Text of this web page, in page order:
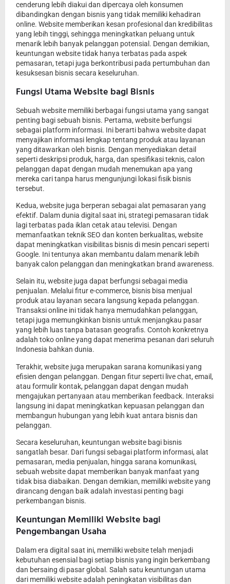
cenderung lebih diakui dan dipercaya oleh konsumen
dibandingkan dengan bisnis yang tidak memiliki kehadiran
online. Website memberikan kesan profesional dan kredibilitas
yang lebih tinggi, sehingga meningkatkan peluang untuk
menarik lebih banyak pelanggan potensial. Dengan demikian,
keuntungan website tidak hanya terbatas pada aspek
pemasaran, tetapi juga berkontribusi pada pertumbuhan dan
kesuksesan bisnis secara keseluruhan.
Fungsi Utama Website bagi Bisnis
Sebuah website memiliki berbagai fungsi utama yang sangat
penting bagi sebuah bisnis. Pertama, website berfungsi
sebagai platform informasi. Ini berarti bahwa website dapat
menyajikan informasi lengkap tentang produk atau layanan
yang ditawarkan oleh bisnis. Dengan menyediakan detail
seperti deskripsi produk, harga, dan spesifikasi teknis, calon
pelanggan dapat dengan mudah menemukan apa yang
mereka cari tanpa harus mengunjungi lokasi fisik bisnis
tersebut.
Kedua, website juga berperan sebagai alat pemasaran yang
efektif. Dalam dunia digital saat ini, strategi pemasaran tidak
lagi terbatas pada iklan cetak atau televisi. Dengan
memanfaatkan teknik SEO dan konten berkualitas, website
dapat meningkatkan visibilitas bisnis di mesin pencari seperti
Google. Ini tentunya akan membantu dalam menarik lebih
banyak calon pelanggan dan meningkatkan brand awareness.
Selain itu, website juga dapat berfungsi sebagai media
penjualan. Melalui fitur e-commerce, bisnis bisa menjual
produk atau layanan secara langsung kepada pelanggan.
Transaksi online ini tidak hanya memudahkan pelanggan,
tetapi juga memungkinkan bisnis untuk menjangkau pasar
yang lebih luas tanpa batasan geografis. Contoh konkretnya
adalah toko online yang dapat menerima pesanan dari seluruh
Indonesia bahkan dunia.
Terakhir, website juga merupakan sarana komunikasi yang
efisien dengan pelanggan. Dengan fitur seperti live chat, email,
atau formulir kontak, pelanggan dapat dengan mudah
mengajukan pertanyaan atau memberikan feedback. Interaksi
langsung ini dapat meningkatkan kepuasan pelanggan dan
membangun hubungan yang lebih kuat antara bisnis dan
pelanggan.
Secara keseluruhan, keuntungan website bagi bisnis
sangatlah besar. Dari fungsi sebagai platform informasi, alat
pemasaran, media penjualan, hingga sarana komunikasi,
sebuah website dapat memberikan banyak manfaat yang
tidak bisa diabaikan. Dengan demikian, memiliki website yang
dirancang dengan baik adalah investasi penting bagi
perkembangan bisnis.
Keuntungan Memiliki Website bagi
Pengembangan Usaha
Dalam era digital saat ini, memiliki website telah menjadi
kebutuhan esensial bagi setiap bisnis yang ingin berkembang
dan bersaing di pasar global. Salah satu keuntungan utama
dari memiliki website adalah peningkatan visibilitas dan